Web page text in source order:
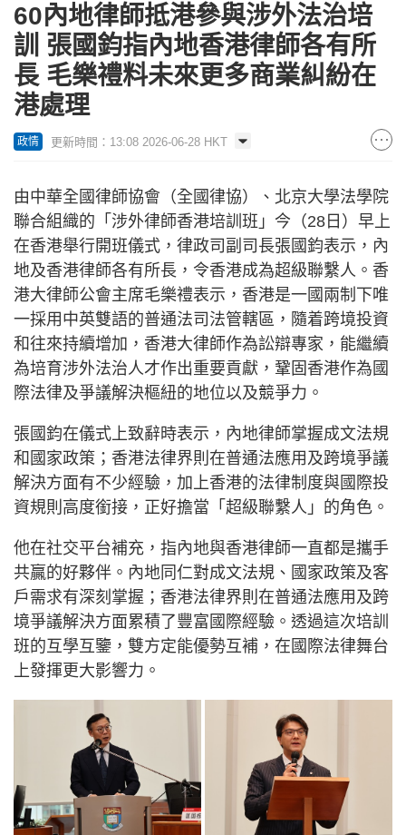
60內地律師抵港參與涉外法治培
訓 張國鈞指內地香港律師各有所
長 毛樂禮料未來更多商業糾紛在
港處理
政情 更新時間：13:08 2026-06-28 HKT
由中華全國律師協會（全國律協）、北京大學法學院
聯合組織的「涉外律師香港培訓班」今（28日）早上
在香港舉行開班儀式，律政司副司長張國鈞表示，內
地及香港律師各有所長，令香港成為超級聯繫人。香
港大律師公會主席毛樂禮表示，香港是一國兩制下唯
一採用中英雙語的普通法司法管轄區，隨着跨境投資
和往來持續增加，香港大律師作為訟辯專家，能繼續
為培育涉外法治人才作出重要貢獻，鞏固香港作為國
際法律及爭議解決樞紐的地位以及競爭力。
張國鈞在儀式上致辭時表示，內地律師掌握成文法規
和國家政策；香港法律界則在普通法應用及跨境爭議
解決方面有不少經驗，加上香港的法律制度與國際投
資規則高度銜接，正好擔當「超級聯繫人」的角色。
他在社交平台補充，指內地與香港律師一直都是攜手
共贏的好夥伴。內地同仁對成文法規、國家政策及客
戶需求有深刻掌握；香港法律界則在普通法應用及跨
境爭議解決方面累積了豐富國際經驗。透過這次培訓
班的互學互鑒，雙方定能優勢互補，在國際法律舞台
上發揮更大影響力。